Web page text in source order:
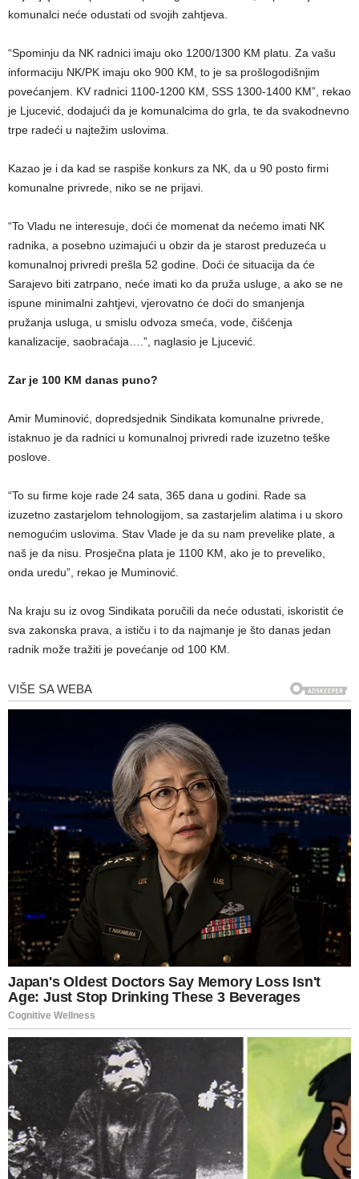
komunalci neće odustati od svojih zahtjeva.
“Spominju da NK radnici imaju oko 1200/1300 KM platu. Za vašu
informaciju NK/PK imaju oko 900 KM, to je sa prošlogodišnjim
povećanjem. KV radnici 1100-1200 KM, SSS 1300-1400 KM”, rekao
je Ljucević, dodajući da je komunalcima do grla, te da svakodnevno
trpe radeći u najtežim uslovima.
Kazao je i da kad se raspiše konkurs za NK, da u 90 posto firmi
komunalne privrede, niko se ne prijavi.
“To Vladu ne interesuje, doći će momenat da nećemo imati NK
radnika, a posebno uzimajući u obzir da je starost preduzeća u
komunalnoj privredi prešla 52 godine. Doći će situacija da će
Sarajevo biti zatrpano, neće imati ko da pruža usluge, a ako se ne
ispune minimalni zahtjevi, vjerovatno će doći do smanjenja
pružanja usluga, u smislu odvoza smeća, vode, čišćenja
kanalizacije, saobraćaja….”, naglasio je Ljucević.
Zar je 100 KM danas puno?
Amir Muminović, dopredsjednik Sindikata komunalne privrede,
istaknuo je da radnici u komunalnoj privredi rade izuzetno teške
poslove.
“To su firme koje rade 24 sata, 365 dana u godini. Rade sa
izuzetno zastarjelom tehnologijom, sa zastarjelim alatima i u skoro
nemogućim uslovima. Stav Vlade je da su nam prevelike plate, a
naš je da nisu. Prosječna plata je 1100 KM, ako je to preveliko,
onda uredu”, rekao je Muminović.
Na kraju su iz ovog Sindikata poručili da neće odustati, iskoristit će
sva zakonska prava, a ističu i to da najmanje je što danas jedan
radnik može tražiti je povećanje od 100 KM.